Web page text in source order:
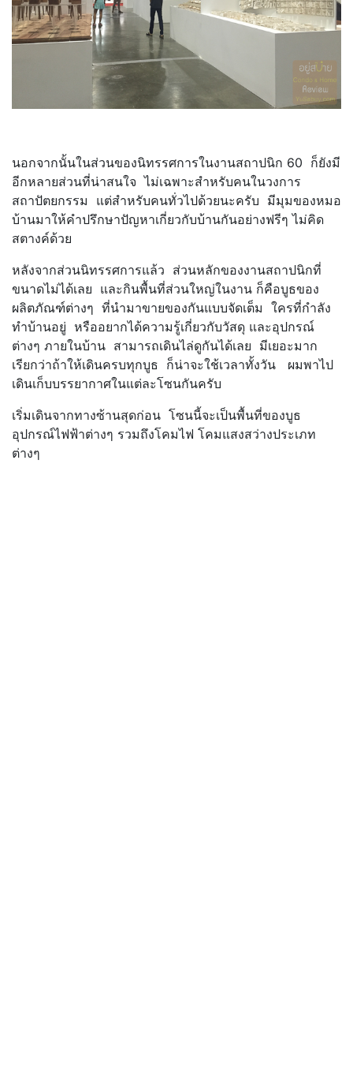
นอกจากนั้นในส่วนของนิทรรศการในงานสถาปนิก 60 ก็ยังมี
อีกหลายส่วนที่น่าสนใจ ไม่เฉพาะสำหรับคนในวงการ
สถาปัตยกรรม แต่สำหรับคนทั่วไปด้วยนะครับ มีมุมของหมอ
บ้านมาให้คำปรึกษาปัญหาเกี่ยวกับบ้านกันอย่างฟรีๆ ไม่คิด
สตางค์ด้วย
หลังจากส่วนนิทรรศการแล้ว ส่วนหลักของงานสถาปนิกที่
ขนาดไม่ได้เลย และกินพื้นที่ส่วนใหญ่ในงาน ก็คือบูธของ
ผลิตภัณฑ์ต่างๆ ที่นำมาขายของกันแบบจัดเต็ม ใครที่กำลัง
ทำบ้านอยู่ หรืออยากได้ความรู้เกี่ยวกับวัสดุ และอุปกรณ์
ต่างๆ ภายในบ้าน สามารถเดินไล่ดูกันได้เลย มีเยอะมาก
เรียกว่าถ้าให้เดินครบทุกบูธ ก็น่าจะใช้เวลาทั้งวัน ผมพาไป
เดินเก็บบรรยากาศในแต่ละโซนกันครับ
เริ่มเดินจากทางซ้านสุดก่อน โซนนี้จะเป็นพื้นที่ของบูธ
อุปกรณ์ไฟฟ้าต่างๆ รวมถึงโคมไฟ โคมแสงสว่างประเภท
ต่างๆ